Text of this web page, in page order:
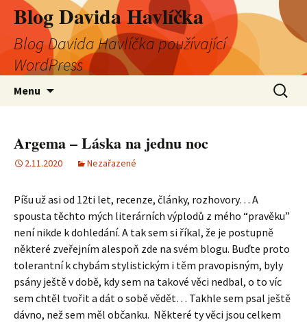
Blog Davida Havlíčka
Blog Davida Havlíčka používající
WordPress
Menu
Argema – Láska na jednu noc
2.11.2020 Nezařazené
Píšu už asi od 12ti let, recenze, články, rozhovory… A
spousta těchto mých literárních výplodů z mého “pravěku”
není nikde k dohledání. A tak sem si říkal, že je postupně
některé zveřejním alespoň zde na svém blogu. Buďte proto
tolerantní k chybám stylistickým i těm pravopisným, byly
psány ještě v době, kdy sem na takové věci nedbal, o to víc
sem chtěl tvořit a dát o sobě vědět… Takhle sem psal ještě
dávno, než sem měl občanku. Některé ty věci jsou celkem